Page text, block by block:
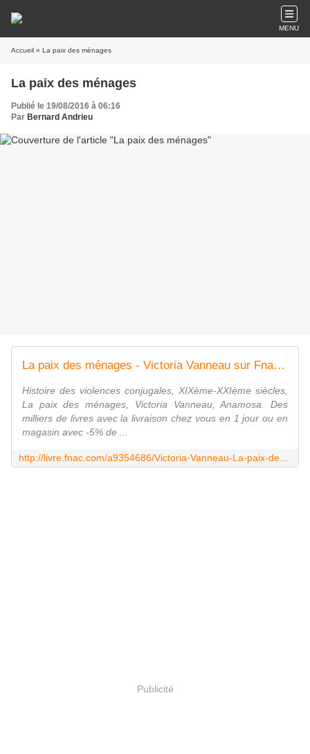
MENU
Accueil » La paix des ménages
La paix des ménages
Publié le 19/08/2016 à 06:16
Par Bernard Andrieu
La paix des ménages - Victoria Vanneau sur Fnac.com
Histoire des violences conjugales, XIXème-XXIème siècles,
La paix des ménages, Victoria Vanneau, Anamosa. Des
milliers de livres avec la livraison chez vous en 1 jour ou en
magasin avec -5% de ...
Publicité